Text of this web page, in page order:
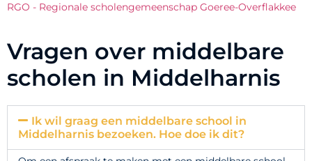
RGO - Regionale scholengemeenschap Goeree-Overflakkee
Vragen over middelbare
scholen in Middelharnis
Ik wil graag een middelbare school in
Middelharnis bezoeken. Hoe doe ik dit?